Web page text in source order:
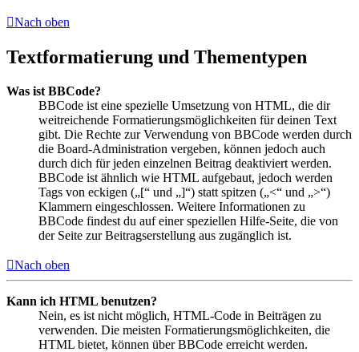
Nach oben
Textformatierung und Thementypen
Was ist BBCode?
BBCode ist eine spezielle Umsetzung von HTML, die dir
weitreichende Formatierungsmöglichkeiten für deinen Text
gibt. Die Rechte zur Verwendung von BBCode werden durch
die Board-Administration vergeben, können jedoch auch
durch dich für jeden einzelnen Beitrag deaktiviert werden.
BBCode ist ähnlich wie HTML aufgebaut, jedoch werden
Tags von eckigen („[“ und „]“) statt spitzen („<“ und „>“)
Klammern eingeschlossen. Weitere Informationen zu
BBCode findest du auf einer speziellen Hilfe-Seite, die von
der Seite zur Beitragserstellung aus zugänglich ist.
Nach oben
Kann ich HTML benutzen?
Nein, es ist nicht möglich, HTML-Code in Beiträgen zu
verwenden. Die meisten Formatierungsmöglichkeiten, die
HTML bietet, können über BBCode erreicht werden.